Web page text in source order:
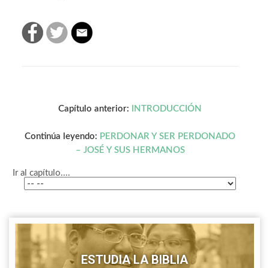
Capítulo anterior: INTRODUCCIÓN
Continúa leyendo: PERDONAR Y SER PERDONADO
– JOSÉ Y SUS HERMANOS
Ir al capítulo....
ESTUDIA LA BIBLIA